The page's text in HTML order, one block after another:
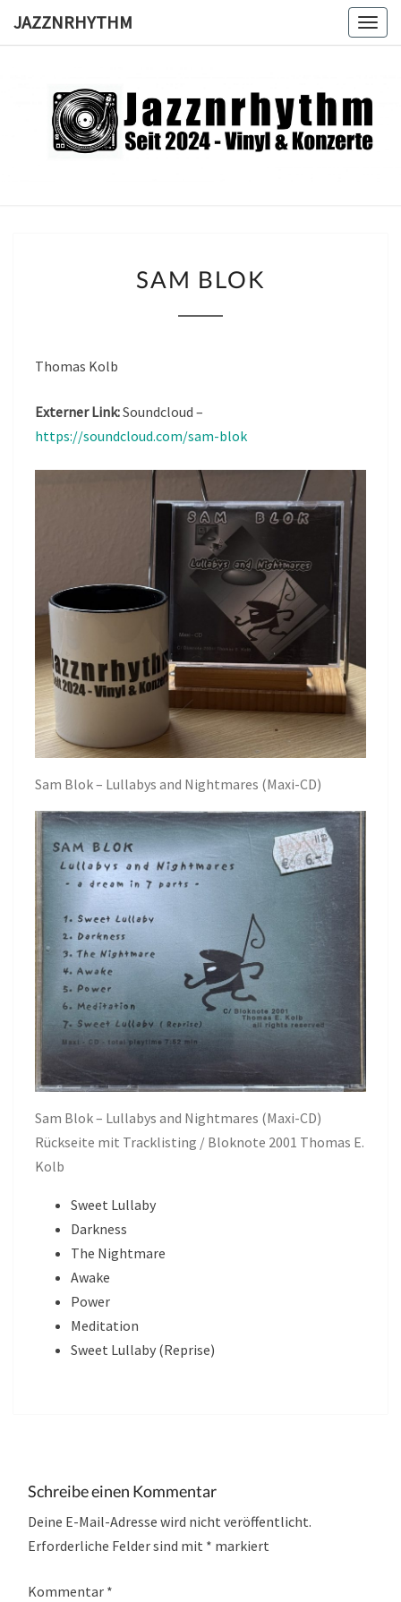
JAZZNRHYTHM
Seit
2024 –
BLOK
SAM BLOK
Thomas Kolb
Externer Link:Soundcloud –
https://soundcloud.com/sam-blok
Sam Blok – Lullabys and Nightmares (Maxi-CD)
Sam Blok – Lullabys and Nightmares (Maxi-CD)
Rückseite mit Tracklisting / Bloknote 2001 Thomas E.
Kolb
Sweet Lullaby
Darkness
The Nightmare
Awake
Power
Meditation
Sweet Lullaby (Reprise)
Schreibe einen Kommentar
Deine E-Mail-Adresse wird nicht veröffentlicht.
Erforderliche Felder sind mit * markiert
Kommentar *